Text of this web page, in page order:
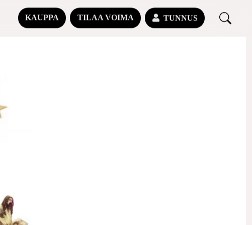
KAUPPA TILAA VOIMA TUNNUS